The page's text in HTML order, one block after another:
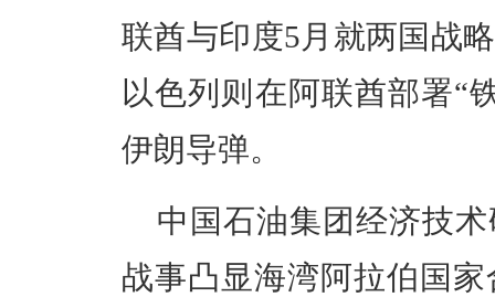
联酋与印度5月就两国战
以色列则在阿联酋部署“
伊朗导弹。
中国石油集团经济技
战事凸显海湾阿拉伯国